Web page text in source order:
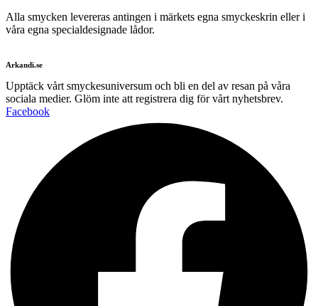
Alla smycken levereras antingen i märkets egna smyckeskrin eller i
våra egna specialdesignade lådor.
Arkandi.se
Upptäck vårt smyckesuniversum och bli en del av resan på våra
sociala medier. Glöm inte att registrera dig för vårt nyhetsbrev.
Facebook